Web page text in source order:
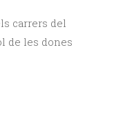
carrers del
de les dones